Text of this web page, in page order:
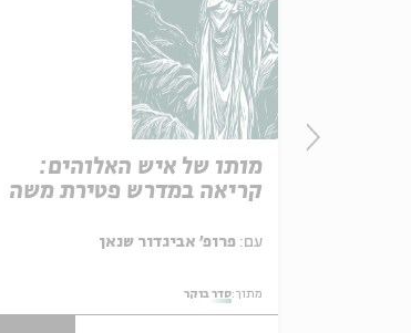
מותו של איש האלוהים:
קריאה במדרש פטירת משה
עם:
מתוך:סדר בוקר